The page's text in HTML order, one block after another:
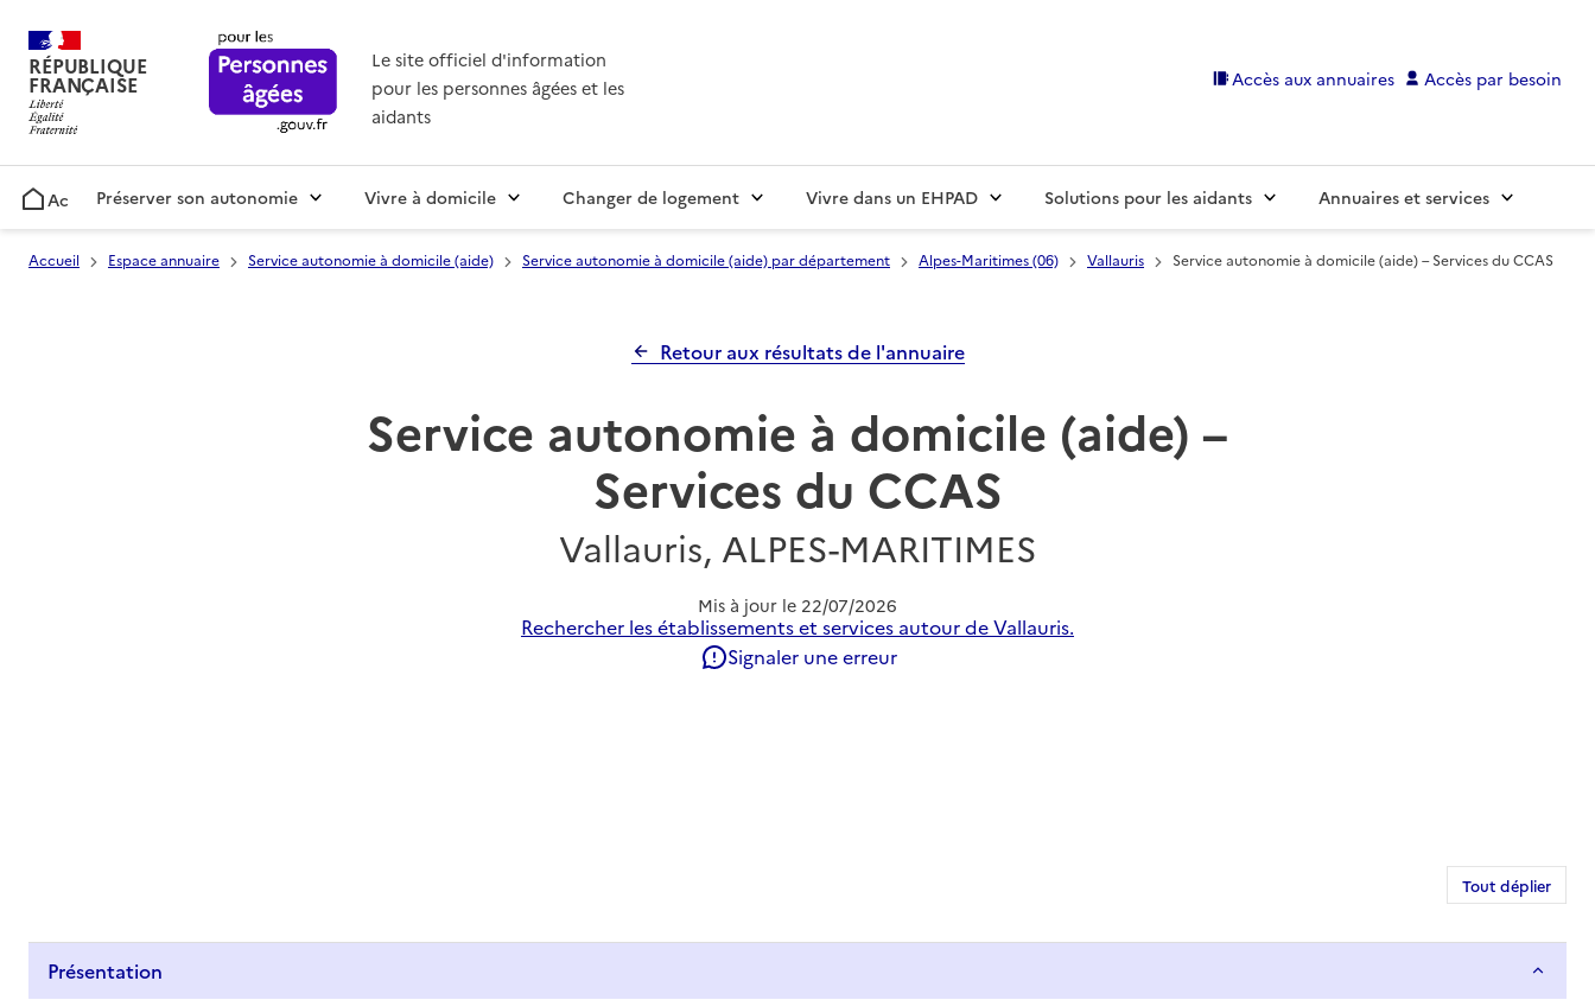
RÉPUBLIQUE
FRANÇAISE
Le site officiel d'information
pour les personnes âgées et les
aidants
Accès aux annuaires Accès par besoin
AccueilPréserver son autonomie Vivre à domicile Changer de logement Vivre dans un EHPAD Solutions pour les aidants Annuaires et services
Accueil Espace annuaire Service autonomie à domicile (aide) Service autonomie à domicile (aide) par département Alpes-Maritimes (06) Vallauris Service autonomie à domicile (aide) – Services du CCAS
Retour aux résultats de l'annuaire
Service autonomie à domicile (aide) –
Services du CCAS
Vallauris, ALPES-MARITIMES
Mis à jour le 22/07/2026
Rechercher les établissements et services autour de Vallauris.
Signaler une erreur
Tout déplier
Présentation